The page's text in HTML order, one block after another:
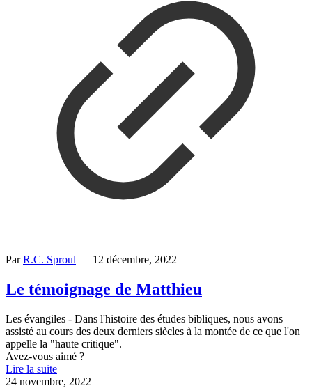
ParR.C. Sproul — 12 décembre, 2022
Le témoignage de Matthieu
Les évangiles - Dans l'histoire des études bibliques, nous avons
assisté au cours des deux derniers siècles à la montée de ce que l'on
appelle la "haute critique".
Avez-vous aimé ?
Lire la suite
24 novembre, 2022